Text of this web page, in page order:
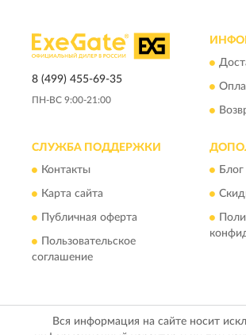
8 (499) 455-69-35
ПН-ВС 9:00-21:00
СЛУЖБА ПОДДЕРЖКИ
Контакты
Карта сайта
Публичная оферта
Пользовательское
соглашение
Блог
Вся информация на сайте носит